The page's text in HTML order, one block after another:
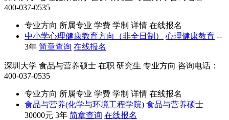
400-037-0535
专业方向 所属专业 学费 学制 详情 在线报名
中小学心理健康教育方向（非全日制）
心理健康教育 --
3年 简章查询 在线报名
深圳大学 食品与营养硕士 在职 研究生 专业方向 咨询电话：
400-037-0535
专业方向 所属专业 学费 学制 详情 在线报名
食品与营养(化学与环境工程学院) 食品与营养硕士
30000元 3年 简章查询 在线报名